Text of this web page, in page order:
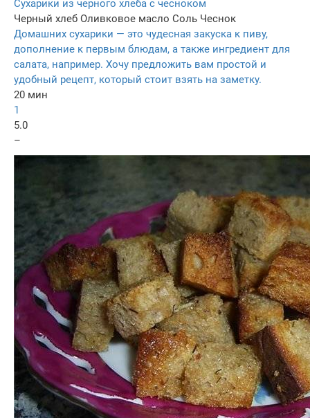
Сухарики из черного хлеба с чесноком
Черный хлеб Оливковое масло Соль Чеснок
Домашних сухарики — это чудесная закуска к пиву,
дополнение к первым блюдам, а также ингредиент для
салата, например. Хочу предложить вам простой и
удобный рецепт, который стоит взять на заметку.
20 мин
1
5.0
–